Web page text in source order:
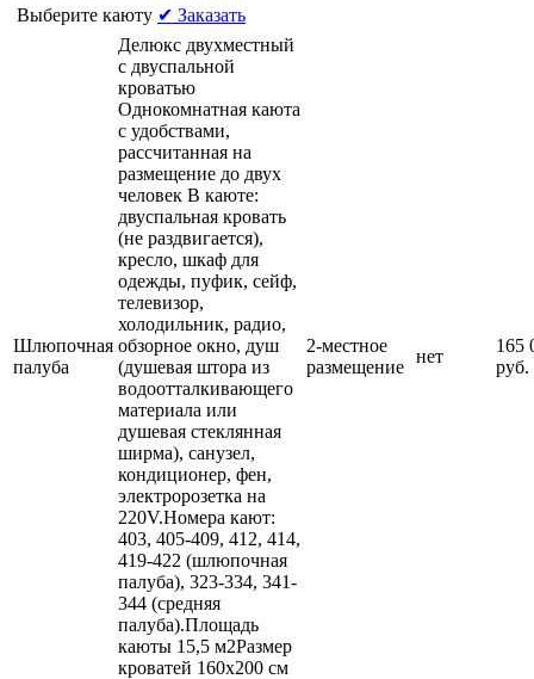
Выберите каюту ✔ Заказать
Шлюпочная
палуба
Делюкс двухместный
с двуспальной
кроватью
Однокомнатная каюта
с удобствами,
рассчитанная на
размещение до двух
человек В каюте:
двуспальная кровать
(не раздвигается),
кресло, шкаф для
одежды, пуфик, сейф,
телевизор,
холодильник, радио,
обзорное окно, душ
(душевая штора из
водоотталкивающего
материала или
душевая стеклянная
ширма), санузел,
кондиционер, фен,
электророзетка на
220V.Номера кают:
403, 405-409, 412, 414,
419-422 (шлюпочная
палуба), 323-334, 341-
344 (средняя
палуба).Площадь
каюты 15,5 м2Размер
кроватей 160х200 см
2-местное
размещение
нет
165
руб.